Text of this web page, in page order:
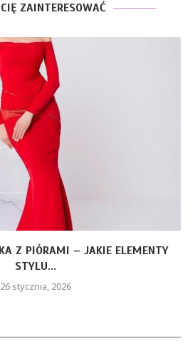
ZAINTERESOWAĆ
Z PIÓRAMI – JAKIE ELEMENTY
STYLU...
26 stycznia, 2026